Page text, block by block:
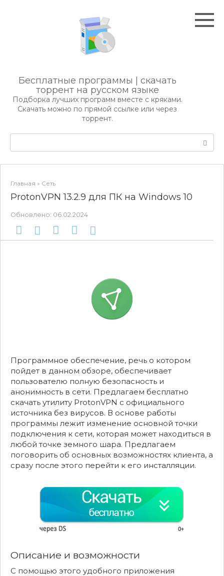
Бесплатные программы | скачать
торрент на русском языке
Подборка лучших программ вместе с кряками.
Скачать можно по прямой ссылке или через
торрент.
Главная » Сеть
ProtonVPN 13.2.9 для ПК на Windows 10
Обновлено: 06.02.2024
Программное обеспечение, речь о котором
пойдет в данном обзоре, обеспечивает
пользователю полную безопасность и
анонимность в сети. Предлагаем бесплатно
скачать утилиту ProtonVPN с официального
источника без вирусов. В основе работы
программы лежит изменение основной точки
подключения к сети, которая может находиться в
любой точке земного шара. Предлагаем
поговорить об основных возможностях клиента, а
сразу после этого перейти к его инсталляции.
Описание и возможности
С помощью этого удобного приложения